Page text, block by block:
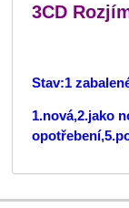
3CD
Stav:1
1.nová,2.jako